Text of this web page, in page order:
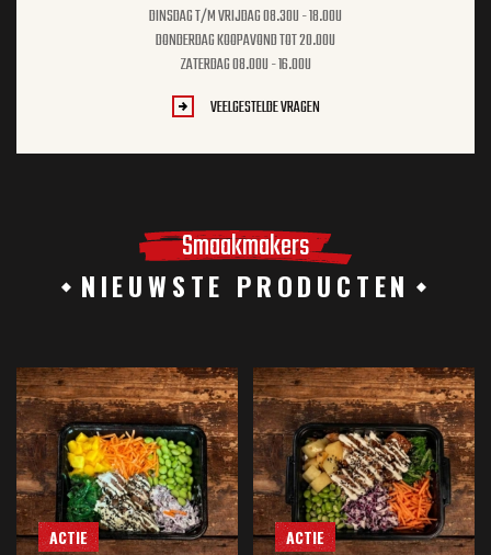
DINSDAG T/M VRIJDAG 08.30U - 18.00U
DONDERDAG KOOPAVOND TOT 20.00U
ZATERDAG 08.00U - 16.00U
VEELGESTELDE VRAGEN
Smaakmakers
NIEUWSTE PRODUCTEN
ACTIE ACTIE